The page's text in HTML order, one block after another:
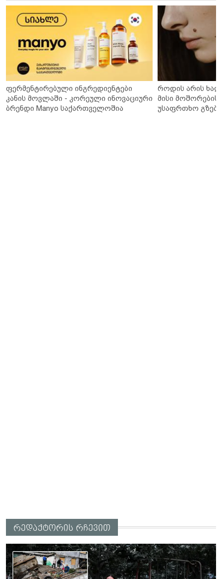
ფერმენტირებული ინგრედიენტები
კანის მოვლაში - კორეული ინოვაციური
ბრენდი Manyo საქართველოშია
როდის არის
მისი მოშორების
უსაფრთხო გზები
რედაქტორის რჩევით